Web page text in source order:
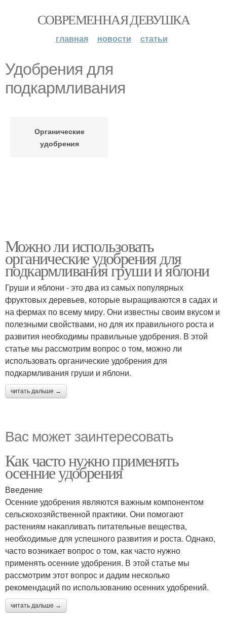
СОВРЕМЕННАЯ ДЕВУШКА
главная новости статьи
Удобрения для
подкармливания
Органические
удобрения
Можно ли использовать
органические удобрения для
подкармливания груши и яблони
Груши и яблони - это два из самых популярных
фруктовых деревьев, которые выращиваются в садах и
на фермах по всему миру. Они известны своим вкусом и
полезными свойствами, но для их правильного роста и
развития необходимы правильные удобрения. В этой
статье мы рассмотрим вопрос о том, можно ли
использовать органические удобрения для
подкармливания груши и яблони.
читать дальше →
Вас может заинтересовать
Как часто нужно применять
осенние удобрения
Введение
Осенние удобрения являются важным компонентом
сельскохозяйственной практики. Они помогают
растениям накапливать питательные вещества,
необходимые для успешного развития и роста. Однако,
часто возникает вопрос о том, как часто нужно
применять осенние удобрения. В этой статье мы
рассмотрим этот вопрос и дадим несколько
рекомендаций по использованию осенних удобрений.
читать дальше →